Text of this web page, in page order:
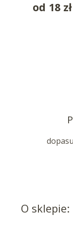
od 18 zł
O sklepie: